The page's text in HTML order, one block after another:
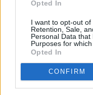
Opted In
I want to opt-out of
Retention, Sale,
Personal Data
Purposes for
Opted In
CONFIRM
23:30
-
01:00
Ein internationaler
Europatournee in einer
Anschläge auf
eine weitere Sängerin
Badener Kripo. Beim
bedrohlichen